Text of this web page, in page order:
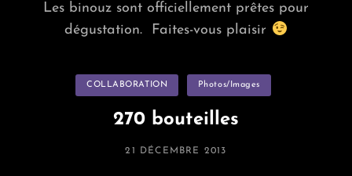
Les binouz sont officiellement prêtes pour
dégustation. Faites-vous plaisir
Categories
COLLABORATION Photos/images
270 bouteilles
POSTED
21 DÉCEMBRE 2013